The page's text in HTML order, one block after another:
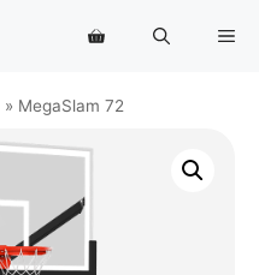
» MegaSlam 72